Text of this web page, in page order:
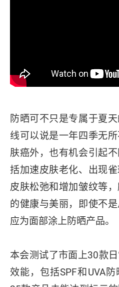
防晒可不只是专属于夏
线可以说是一年四季无
肤癌外，也有机会引起
括加速皮肤老化、出现
皮肤松弛和增加皱纹等
的健康与美丽，即使不
应为面部涂上防晒产品。
本会测试了市面上30款
效能，包括SPF和UVA